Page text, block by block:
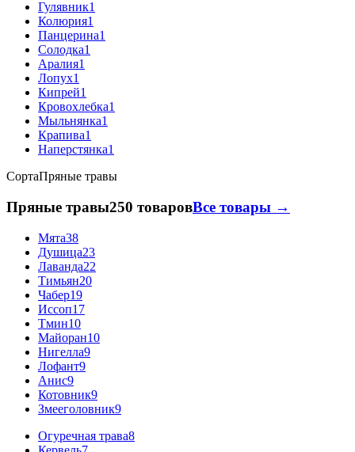
Гулявник1
Колюрия1
Панцерина1
Солодка1
Аралия1
Лопух1
Кипрей1
Кровохлебка1
Мыльнянка1
Крапива1
Наперстянка1
СортаПряные травы
Пряные травы250 товаровВсе товары →
Мята38
Душица23
Лаванда22
Тимьян20
Чабер19
Иссоп17
Тмин10
Майоран10
Нигелла9
Лофант9
Анис9
Котовник9
Змееголовник9
Огуречная трава8